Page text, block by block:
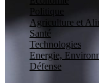
Politique
Agriculture et
Santé
Technologies
Energie,
Défense